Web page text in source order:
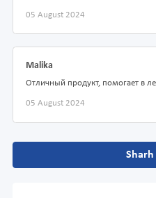
05 August 2024
Malika
Отличный продукт, помогает в
05 August 2024
Sharh